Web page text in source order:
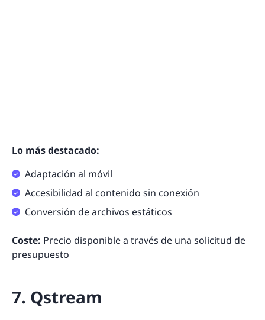
Lo más destacado:
Adaptación al móvil
Accesibilidad al contenido sin conexión
Conversión de archivos estáticos
Coste: Precio disponible a través de una solicitud de
presupuesto
7. Qstream